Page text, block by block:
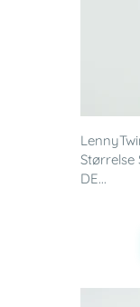
Størrelse
DE...